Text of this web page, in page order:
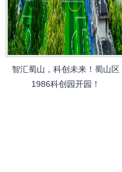
智汇蜀山，科创未来！蜀山区
1986科创园开园！